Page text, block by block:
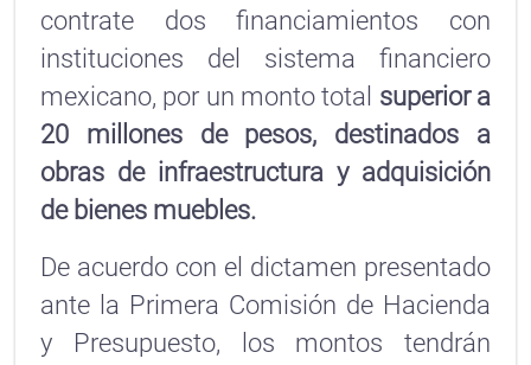
contrate dos financiamientos con
instituciones del sistema financiero
mexicano, por un monto total superior a
20 millones de pesos, destinados a
obras de infraestructura y adquisición
de bienes muebles.
De acuerdo con el dictamen presentado
ante la Primera Comisión de Hacienda
y Presupuesto, los montos tendrán